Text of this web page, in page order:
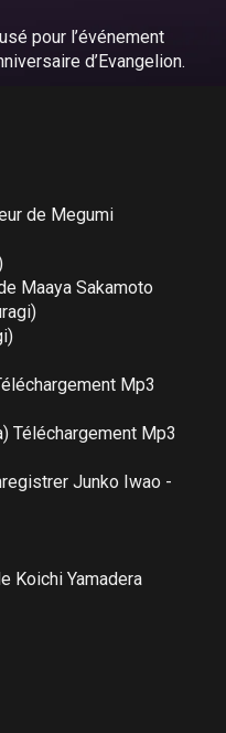
s
pour l’événement
d’Evangelion.
de Megumi
Maaya Sakamoto
Mp3
Téléchargement Mp3
Junko Iwao -
Koichi Yamadera